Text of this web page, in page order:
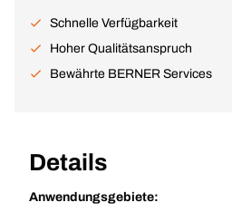
Schnelle Verfügbarkeit
Hoher Qualitätsanspruch
Bewährte BERNER Services
Details
Anwendungsgebiete: